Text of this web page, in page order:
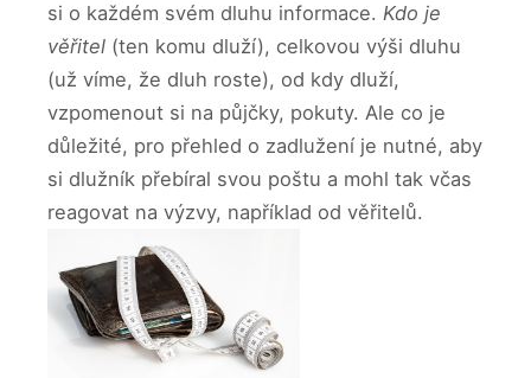
si o každém svém dluhu informace. Kdo je
věřitel (ten komu dluží), celkovou výši dluhu
(už víme, že dluh roste), od kdy dluží,
vzpomenout si na půjčky, pokuty. Ale co je
důležité, pro přehled o zadlužení je nutné, aby
si dlužník přebíral svou poštu a mohl tak včas
reagovat na výzvy, například od věřitelů.